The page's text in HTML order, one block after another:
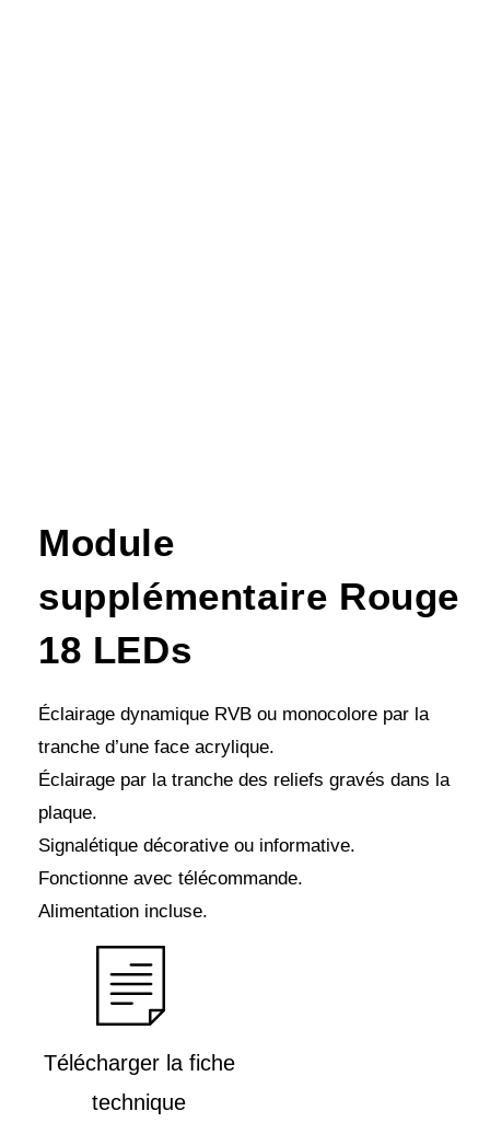
Module
supplémentaire Rouge
18 LEDs
Éclairage dynamique RVB ou monocolore par la
tranche d’une face acrylique.
Éclairage par la tranche des reliefs gravés dans la
plaque.
Signalétique décorative ou informative.
Fonctionne avec télécommande.
Alimentation incluse.
Télécharger la fiche
technique